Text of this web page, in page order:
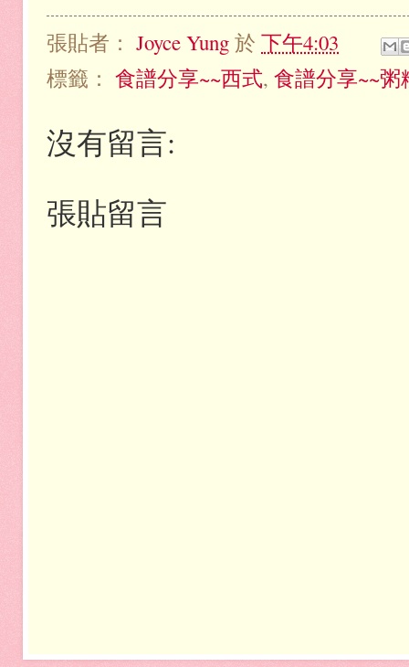
張貼者： Joyce Yung 於 下午4:03
標籤： 食譜分享~~西式, 食譜分享~~粥
沒有留言:
張貼留言